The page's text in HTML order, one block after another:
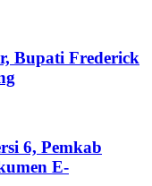
Bupati Frederick
6, Pemkab
E-